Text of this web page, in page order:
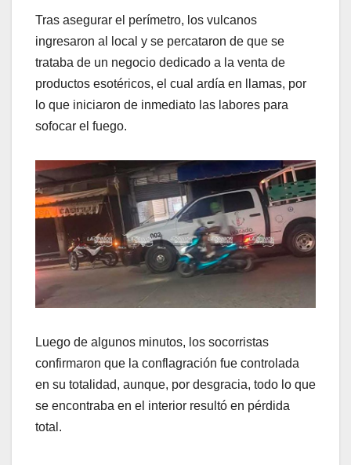
Tras asegurar el perímetro, los vulcanos
ingresaron al local y se percataron de que se
trataba de un negocio dedicado a la venta de
productos esotéricos, el cual ardía en llamas, por
lo que iniciaron de inmediato las labores para
sofocar el fuego.
Luego de algunos minutos, los socorristas
confirmaron que la conflagración fue controlada
en su totalidad, aunque, por desgracia, todo lo que
se encontraba en el interior resultó en pérdida
total.